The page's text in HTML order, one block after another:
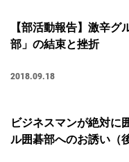
注目の記事
面接で転職理由はど
2023.08.01
【部活動報告】激辛
部」の結束と挫折
2018.09.18
ビジネスマンが絶対に
ル囲碁部へのお誘い（